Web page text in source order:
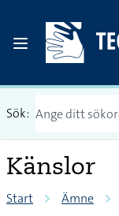
Sök:
Känslor
Start Ämne